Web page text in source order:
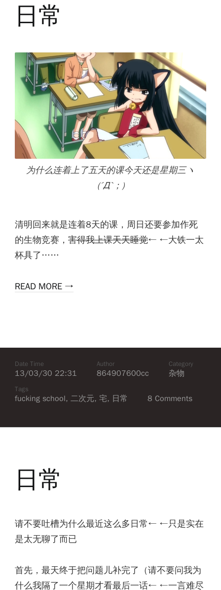
日常
为什么连着上了五天的课今天还是星期三ヽ
(´Д`；)
清明回来就是连着8天的课，周日还要参加作死
的生物竞赛， 害得我上课天天睡觉← ←大铁一太
杯具了……
READ MORE →
Date Time
13/03/30 22:31
Author
864907600cc
Category
杂物
Tags
fucking school, 二次元, 宅, 日常 8 Comments
日常
请不要吐槽为什么最近这么多日常← ←只是实在
是太无聊了而已
首先，最天终于把问题儿补完了（请不要问我为
什么我隔了一个星期才看最后一话← ←一言难尽